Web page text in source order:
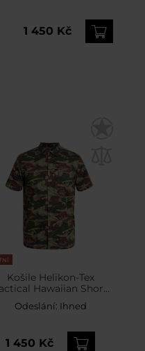
1 450 Kč
Košile Helikon-Tex
Hawaiian Short
Sleeve - Brushstroke
Camo
Odeslání: Ihned
1 450 Kč